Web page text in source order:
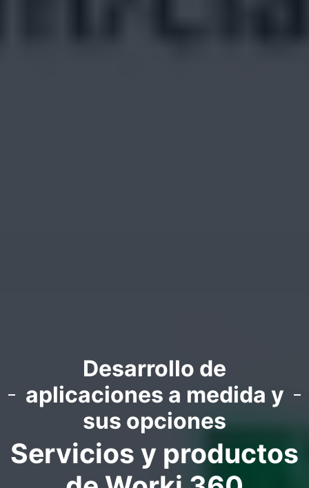
Desarrollo de
aplicaciones a medida y
sus opciones
Servicios y productos